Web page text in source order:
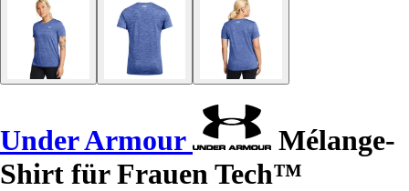
Under Armour
Mélange-
Shirt für Frauen Tech™